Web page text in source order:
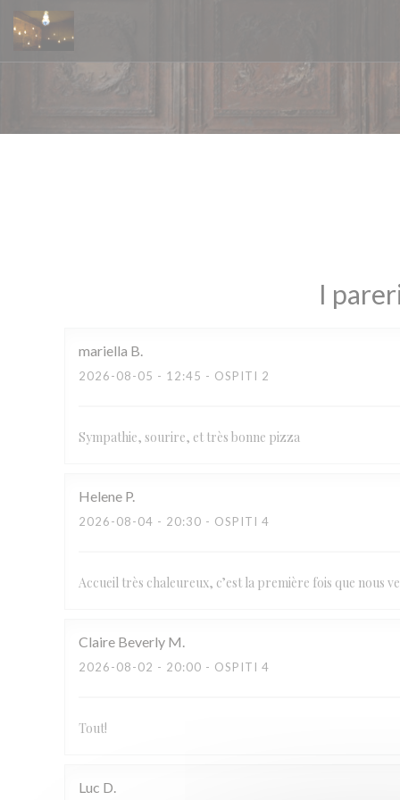
Personalizzazione delle tue scelte sui cookie
I
mariella B
2026-08-05 - 12:45 - OSPITI 2
Sympathie, sourire, et très bonne pizza
Helene P
2026-08-04 - 20:30 - OSPITI 4
Accueil très chaleureux, c’est la première fois que nous
Claire Beverly M
2026-08-02 - 20:00 - OSPITI 4
Tout!
Luc D